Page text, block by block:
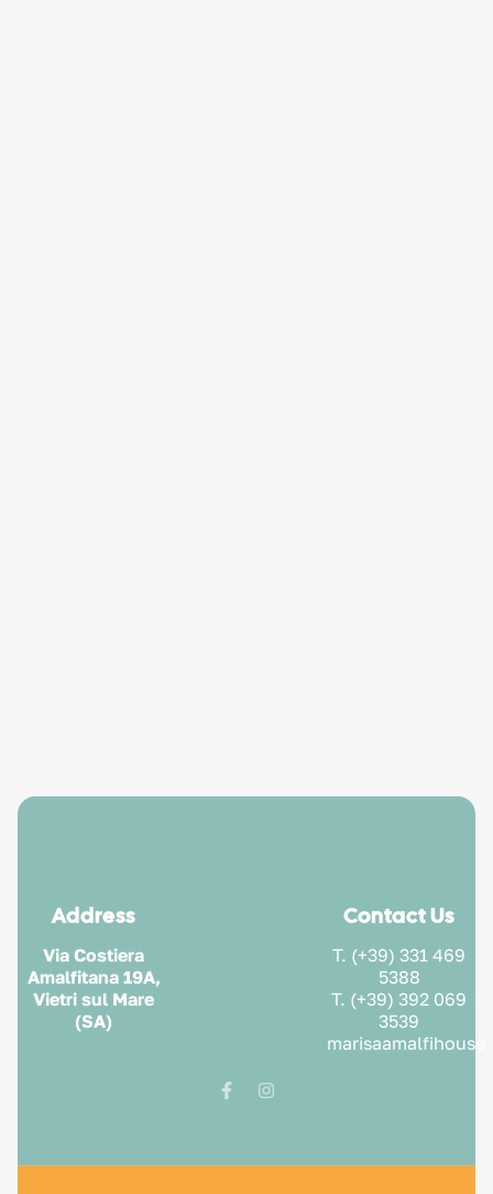
Address
Via Costiera
Amalfitana 19A,
Vietri sul Mare
(SA)
Contact Us
T. (+39) 331 469
5388
T. (+39) 392 069
3539